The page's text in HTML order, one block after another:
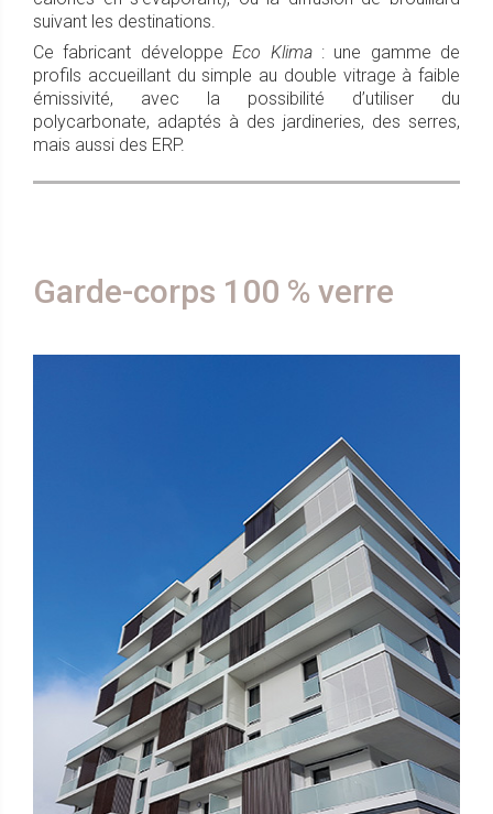
suivant les destinations.
Ce fabricant développeEco Klima: une gamme de
profils accueillant du simple au double vitrage à faible
émissivité, avec la possibilité d’utiliser du
polycarbonate, adaptés à des jardineries, des serres,
mais aussi des ERP.
Garde-corps 100 % verre